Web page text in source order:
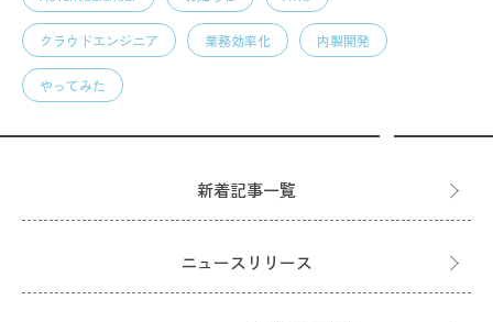
クラウドエンジニア 業務効率化 内製開発
やってみた
新着記事一覧
ニュースリリース